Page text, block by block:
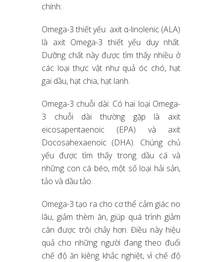
chính:
Omega-3 thiết yếu: axit α-linolenic (ALA)
là axit Omega-3 thiết yếu duy nhất.
Dưỡng chất này được tìm thấy nhiều ở
các loại thực vật như quả óc chó, hạt
gai dầu, hạt chia, hạt lanh.
Omega-3 chuỗi dài: Có hai loại Omega-
3 chuỗi dài thường gặp là axit
eicosapentaenoic (EPA) và axit
Docosahexaenoic (DHA). Chúng chủ
yếu được tìm thấy trong dầu cá và
những con cá béo, một số loại hải sản,
tảo và dầu tảo.
Omega-3 tạo ra cho cơ thể cảm giác no
lâu, giảm thèm ăn, giúp quá trình giảm
cân được trôi chảy hơn. Điều này hiệu
quả cho những người đang theo đuổi
chế độ ăn kiêng khắc nghiệt, vì chế độ